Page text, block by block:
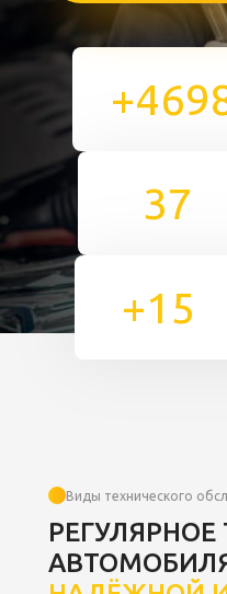
37
+15
Виды технического
РЕГУЛЯРНОЕ